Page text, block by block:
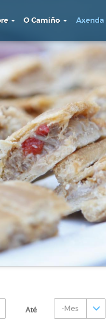
O Camiño Axenda
Até